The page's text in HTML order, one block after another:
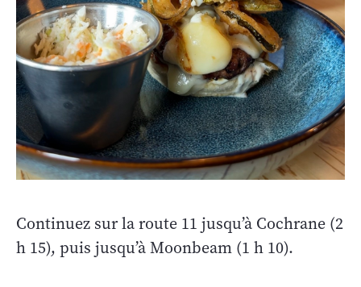
Continuez sur la route 11 jusqu’à Cochrane (2
h 15), puis jusqu’à Moonbeam (1 h 10).